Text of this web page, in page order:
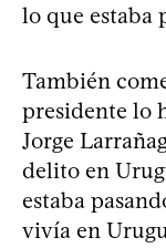
lo que estaba
También
presidente lo
Jorge
delito en
estaba
vivía en